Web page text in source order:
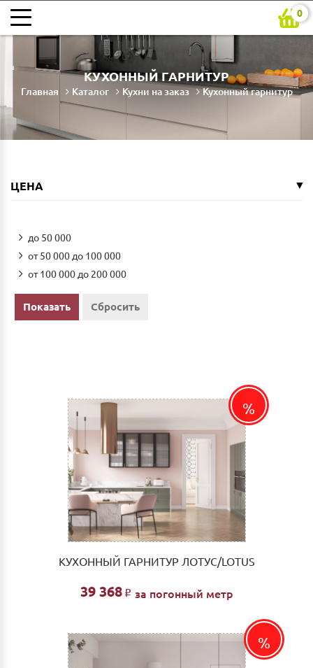
0
КУХОННЫЙ ГАРНИТУР
Главная Каталог Кухни на заказ Кухонный гарнитур
ЦЕНА
до 50 000
от 50 000 до 100 000
от 100 000 до 200 000
Показать Сбросить
КУХОННЫЙ ГАРНИТУР ЛОТУС/LOTUS
39 368 Р за погонный метр